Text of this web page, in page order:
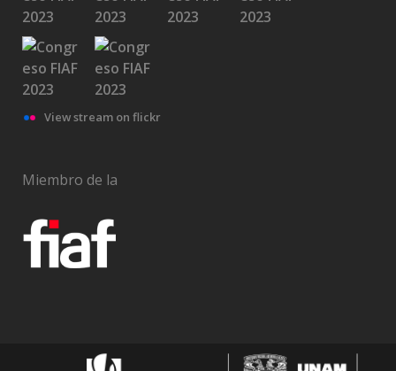
View stream on flickr
Miembro de la